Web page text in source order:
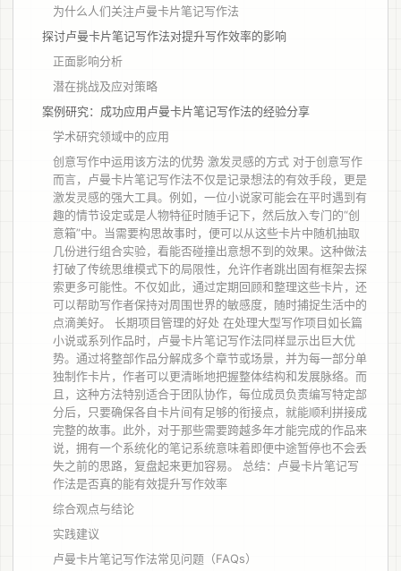
为什么人们关注卢曼卡片笔记写作法
探讨卢曼卡片笔记写作法对提升写作效率的影响
正面影响分析
潜在挑战及应对策略
案例研究：成功应用卢曼卡片笔记写作法的经验分享
学术研究领域中的应用
创意写作中运用该方法的优势 激发灵感的方式 对于创意写作
而言，卢曼卡片笔记写作法不仅是记录想法的有效手段，更是
激发灵感的强大工具。例如，一位小说家可能会在平时遇到有
趣的情节设定或是人物特征时随手记下，然后放入专门的“创
意箱”中。当需要构思故事时，便可以从这些卡片中随机抽取
几份进行组合实验，看能否碰撞出意想不到的效果。这种做法
打破了传统思维模式下的局限性，允许作者跳出固有框架去探
索更多可能性。不仅如此，通过定期回顾和整理这些卡片，还
可以帮助写作者保持对周围世界的敏感度，随时捕捉生活中的
点滴美好。 长期项目管理的好处 在处理大型写作项目如长篇
小说或系列作品时，卢曼卡片笔记写作法同样显示出巨大优
势。通过将整部作品分解成多个章节或场景，并为每一部分单
独制作卡片，作者可以更清晰地把握整体结构和发展脉络。而
且，这种方法特别适合于团队协作，每位成员负责编写特定部
分后，只要确保各自卡片间有足够的衔接点，就能顺利拼接成
完整的故事。此外，对于那些需要跨越多年才能完成的作品来
说，拥有一个系统化的笔记系统意味着即便中途暂停也不会丢
失之前的思路，复盘起来更加容易。 总结：卢曼卡片笔记写
作法是否真的能有效提升写作效率
综合观点与结论
实践建议
卢曼卡片笔记写作法常见问题（FAQs）